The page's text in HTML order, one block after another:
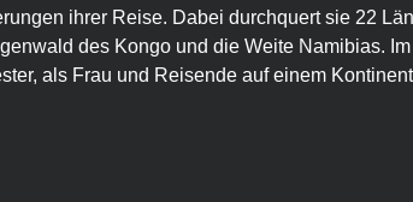
ihrer Reise. Dabei durchquert sie 22
des Kongo und die Weite Namibias.
als Frau und Reisende auf einem